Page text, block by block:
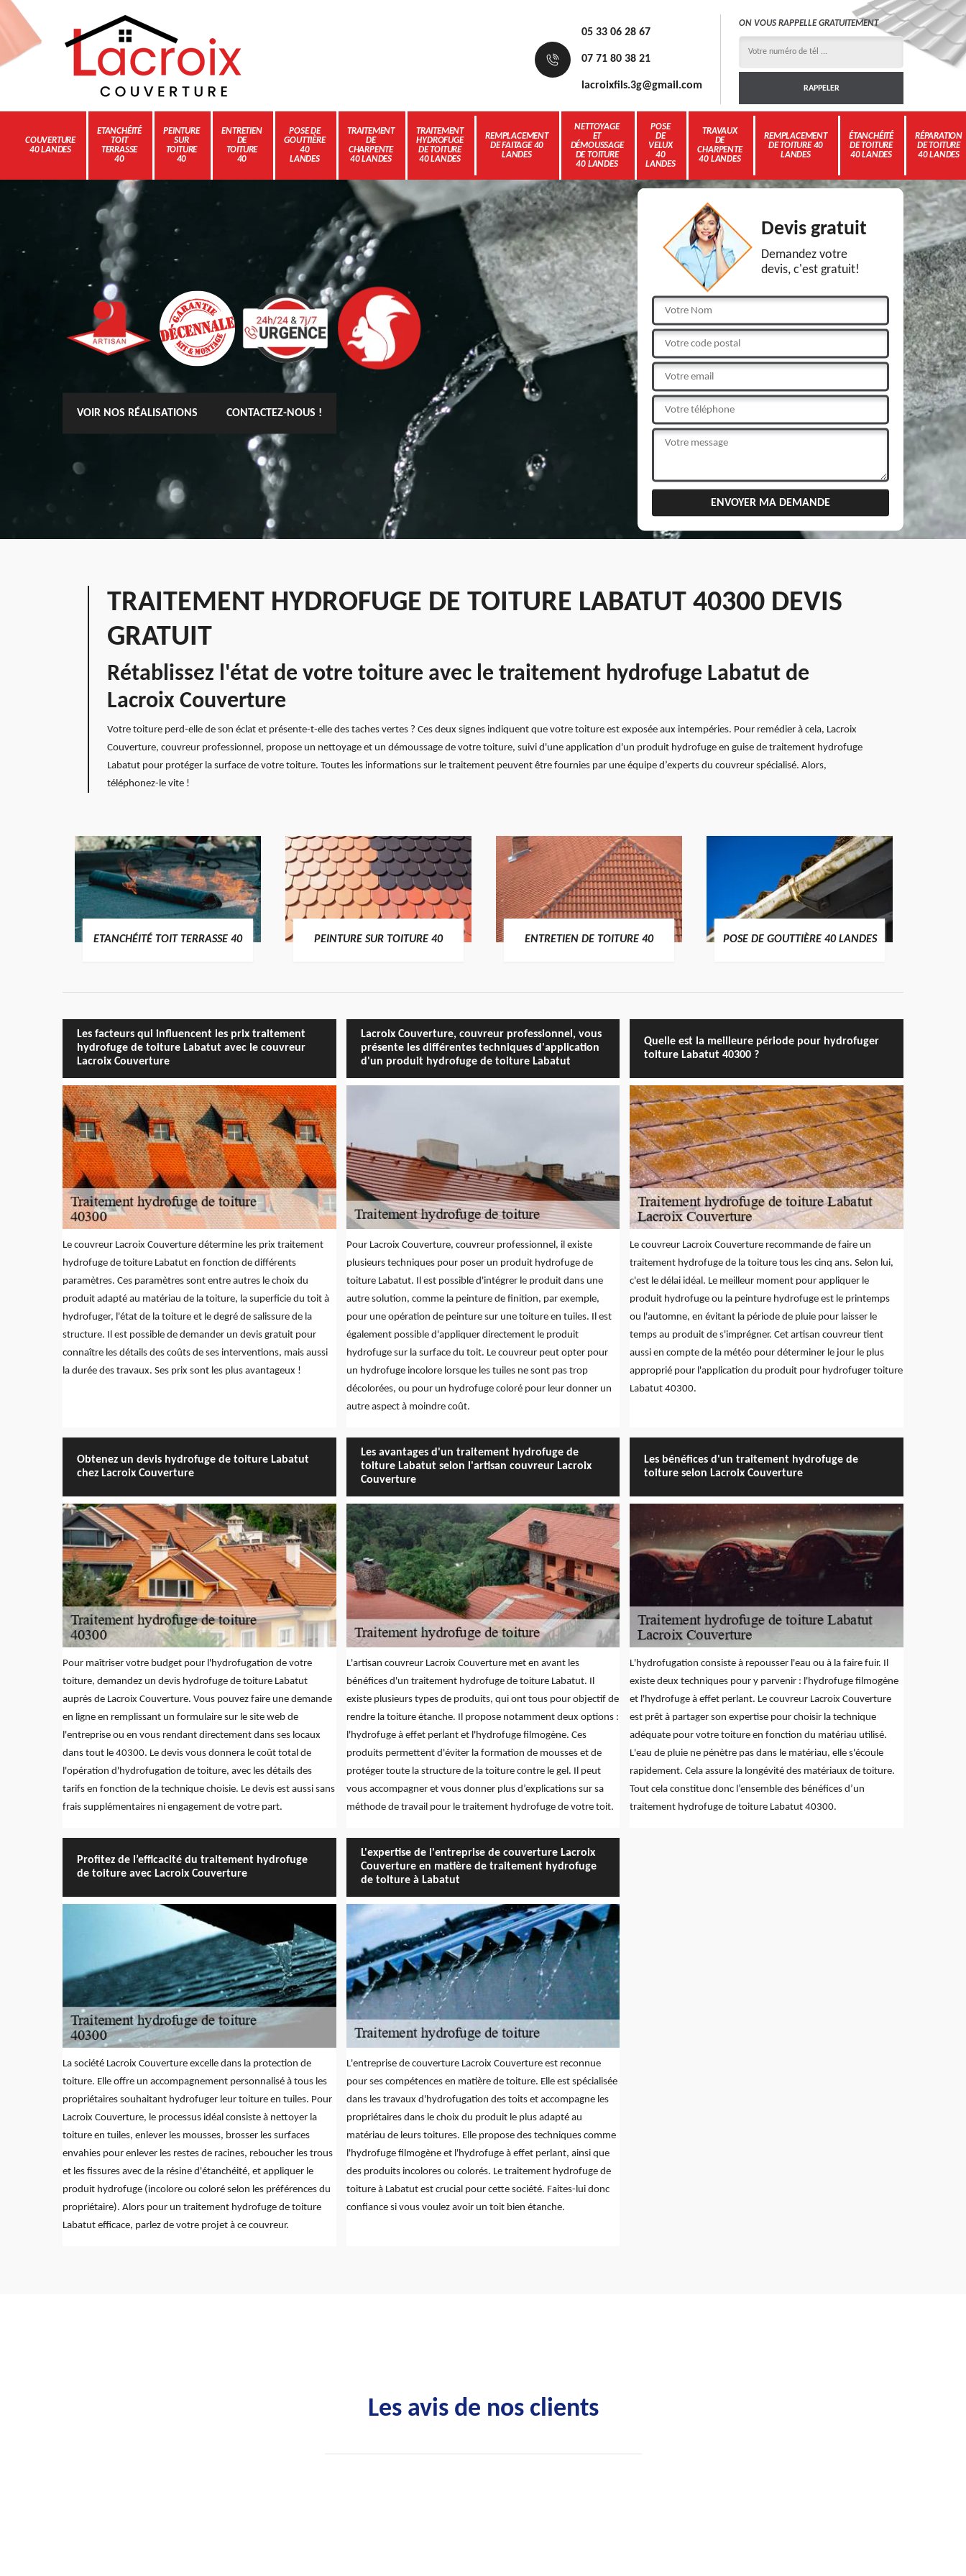
05 33 06 28 67
07 71 80 38 21
lacroixfils.3g@gmail.com
ON VOUS RAPPELLE GRATUITEMENT
COUVERTURE
40 LANDES
ETANCHÉITÉ
TOIT
TERRASSE
40
PEINTURE
SUR
TOITURE
40
ENTRETIEN
DE
TOITURE
40
POSE DE
GOUTTIÈRE
40
LANDES
TRAITEMENT
DE
CHARPENTE
40 LANDES
TRAITEMENT
HYDROFUGE
DE TOITURE
40 LANDES
REMPLACEMENT
DE FAITAGE 40
LANDES
NETTOYAGE
ET
DÉMOUSSAGE
DE TOITURE
40 LANDES
POSE
DE
VELUX
40
LANDES
TRAVAUX
DE
CHARPENTE
40 LANDES
REMPLACEMENT
DE TOITURE 40
LANDES
ÉTANCHÉITÉ
DE TOITURE
40 LANDES
RÉPARATION
DE TOITURE
40 LANDES
VOIR NOS RÉALISATIONS CONTACTEZ-NOUS !
Devis gratuit
Demandez votre
devis, c'est gratuit!
TRAITEMENT HYDROFUGE DE TOITURE LABATUT 40300 DEVIS
GRATUIT
Rétablissez l'état de votre toiture avec le traitement hydrofuge Labatut de
Lacroix Couverture
Votre toiture perd-elle de son éclat et présente-t-elle des taches vertes ? Ces deux signes indiquent que votre toiture est exposée aux intempéries. Pour remédier à cela, Lacroix
Couverture, couvreur professionnel, propose un nettoyage et un démoussage de votre toiture, suivi d'une application d'un produit hydrofuge en guise de traitement hydrofuge
Labatut pour protéger la surface de votre toiture. Toutes les informations sur le traitement peuvent être fournies par une équipe d’experts du couvreur spécialisé. Alors,
téléphonez-le vite !
ETANCHÉITÉ TOIT TERRASSE 40 PEINTURE SUR TOITURE 40 ENTRETIEN DE TOITURE 40 POSE DE GOUTTIÈRE 40 LANDES
Les facteurs qui influencent les prix traitement
hydrofuge de toiture Labatut avec le couvreur
Lacroix Couverture
Le couvreur Lacroix Couverture détermine les prix traitement
hydrofuge de toiture Labatut en fonction de différents
paramètres. Ces paramètres sont entre autres le choix du
produit adapté au matériau de la toiture, la superficie du toit à
hydrofuger, l'état de la toiture et le degré de salissure de la
structure. Il est possible de demander un devis gratuit pour
connaître les détails des coûts de ses interventions, mais aussi
la durée des travaux. Ses prix sont les plus avantageux !
Lacroix Couverture, couvreur professionnel, vous
présente les différentes techniques d'application
d'un produit hydrofuge de toiture Labatut
Pour Lacroix Couverture, couvreur professionnel, il existe
plusieurs techniques pour poser un produit hydrofuge de
toiture Labatut. Il est possible d'intégrer le produit dans une
autre solution, comme la peinture de finition, par exemple,
pour une opération de peinture sur une toiture en tuiles. Il est
également possible d'appliquer directement le produit
hydrofuge sur la surface du toit. Le couvreur peut opter pour
un hydrofuge incolore lorsque les tuiles ne sont pas trop
décolorées, ou pour un hydrofuge coloré pour leur donner un
autre aspect à moindre coût.
Quelle est la meilleure période pour hydrofuger
toiture Labatut 40300 ?
Le couvreur Lacroix Couverture recommande de faire un
traitement hydrofuge de la toiture tous les cinq ans. Selon lui,
c'est le délai idéal. Le meilleur moment pour appliquer le
produit hydrofuge ou la peinture hydrofuge est le printemps
ou l'automne, en évitant la période de pluie pour laisser le
temps au produit de s'imprégner. Cet artisan couvreur tient
aussi en compte de la météo pour déterminer le jour le plus
approprié pour l'application du produit pour hydrofuger toiture
Labatut 40300.
Obtenez un devis hydrofuge de toiture Labatut
chez Lacroix Couverture
Pour maîtriser votre budget pour l'hydrofugation de votre
toiture, demandez un devis hydrofuge de toiture Labatut
auprès de Lacroix Couverture. Vous pouvez faire une demande
en ligne en remplissant un formulaire sur le site web de
l'entreprise ou en vous rendant directement dans ses locaux
dans tout le 40300. Le devis vous donnera le coût total de
l'opération d'hydrofugation de toiture, avec les détails des
tarifs en fonction de la technique choisie. Le devis est aussi sans
frais supplémentaires ni engagement de votre part.
Les avantages d'un traitement hydrofuge de
toiture Labatut selon l'artisan couvreur Lacroix
Couverture
L'artisan couvreur Lacroix Couverture met en avant les
bénéfices d'un traitement hydrofuge de toiture Labatut. Il
existe plusieurs types de produits, qui ont tous pour objectif de
rendre la toiture étanche. Il propose notamment deux options :
l'hydrofuge à effet perlant et l'hydrofuge filmogène. Ces
produits permettent d'éviter la formation de mousses et de
protéger toute la structure de la toiture contre le gel. Il peut
vous accompagner et vous donner plus d’explications sur sa
méthode de travail pour le traitement hydrofuge de votre toit.
Les bénéfices d'un traitement hydrofuge de
toiture selon Lacroix Couverture
L'hydrofugation consiste à repousser l'eau ou à la faire fuir. Il
existe deux techniques pour y parvenir : l'hydrofuge filmogène
et l'hydrofuge à effet perlant. Le couvreur Lacroix Couverture
est prêt à partager son expertise pour choisir la technique
adéquate pour votre toiture en fonction du matériau utilisé.
L'eau de pluie ne pénètre pas dans le matériau, elle s'écoule
rapidement. Cela assure la longévité des matériaux de toiture.
Tout cela constitue donc l’ensemble des bénéfices d’un
traitement hydrofuge de toiture Labatut 40300.
Profitez de l’efficacité du traitement hydrofuge
de toiture avec Lacroix Couverture
La société Lacroix Couverture excelle dans la protection de
toiture. Elle offre un accompagnement personnalisé à tous les
propriétaires souhaitant hydrofuger leur toiture en tuiles. Pour
Lacroix Couverture, le processus idéal consiste à nettoyer la
toiture en tuiles, enlever les mousses, brosser les surfaces
envahies pour enlever les restes de racines, reboucher les trous
et les fissures avec de la résine d'étanchéité, et appliquer le
produit hydrofuge (incolore ou coloré selon les préférences du
propriétaire). Alors pour un traitement hydrofuge de toiture
Labatut efficace, parlez de votre projet à ce couvreur.
L'expertise de l'entreprise de couverture Lacroix
Couverture en matière de traitement hydrofuge
de toiture à Labatut
L'entreprise de couverture Lacroix Couverture est reconnue
pour ses compétences en matière de toiture. Elle est spécialisée
dans les travaux d'hydrofugation des toits et accompagne les
propriétaires dans le choix du produit le plus adapté au
matériau de leurs toitures. Elle propose des techniques comme
l'hydrofuge filmogène et l'hydrofuge à effet perlant, ainsi que
des produits incolores ou colorés. Le traitement hydrofuge de
toiture à Labatut est crucial pour cette société. Faites-lui donc
confiance si vous voulez avoir un toit bien étanche.
Les avis de nos clients